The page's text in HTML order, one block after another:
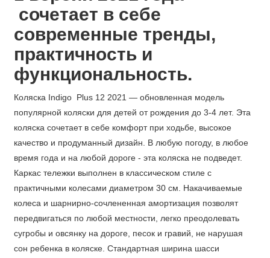
сочетает в себе
современные тренды,
практичность и
функциональность.
Коляска Indigo Plus 12 2021 — обновленная модель
популярной коляски для детей от рождения до 3-4 лет. Эта
коляска сочетает в себе комфорт при ходьбе, высокое
качество и продуманный дизайн. В любую погоду, в любое
время года и на любой дороге - эта коляска не подведет.
Каркас тележки выполнен в классическом стиле с
практичными колесами диаметром 30 см. Накачиваемые
колеса и шарнирно-сочлененная амортизация позволят
передвигаться по любой местности, легко преодолевать
сугробы и овсянку на дороге, песок и гравий, не нарушая
сон ребенка в коляске. Стандартная ширина шасси